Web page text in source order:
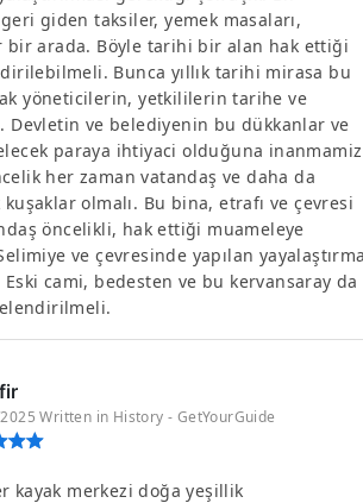
giden taksiler, yemek masaları,
bir arada. Böyle tarihi bir alan hak ettiği
Bunca yıllık tarihi mirasa bu
yöneticilerin, yetkililerin tarihe ve
Devletin ve belediyenin bu dükkanlar ve
paraya ihtiyaci olduğuna inanmamiz
her zaman vatandaş ve daha da
olmalı. Bu bina, etrafı ve çevresi
öncelikli, hak ettiği muameleye
ve çevresinde yapılan
cami, bedesten ve bu kervansaray da
Written in History - GetYourGuide
kayak merkezi doğa yeşillik